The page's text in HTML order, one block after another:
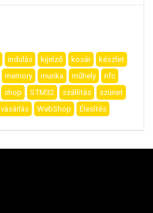
indulás kijelző kosár
készlet
memory munka műhely
nfc
shop STM32 szállítás
szünet
vásárlás WebShop Élesítés